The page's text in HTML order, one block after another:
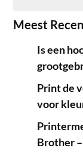
Meest
Is een
Print de
voor
Brother